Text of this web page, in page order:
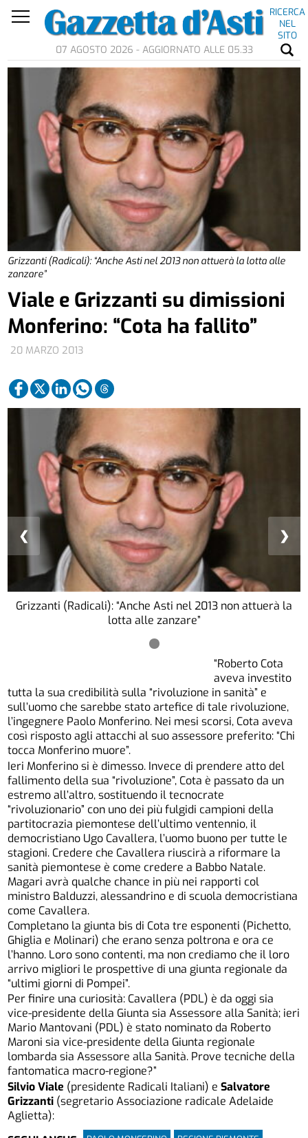
RICERCA
NEL
SITO
07 AGOSTO 2026 - AGGIORNATO ALLE 05.33
Grizzanti (Radicali): “Anche Asti nel 2013 non attuerà la lotta alle
zanzare”
20 MARZO 2013
Viale e Grizzanti su dimissioni
Monferino: “Cota ha fallito”
Grizzanti (Radicali): “Anche Asti nel 2013 non attuerà la
lotta alle zanzare”
❮ ❯
“Roberto Cota
aveva investito
tutta la sua credibilità sulla “rivoluzione in sanità” e
sull’uomo che sarebbe stato artefice di tale rivoluzione,
l’ingegnere Paolo Monferino. Nei mesi scorsi, Cota aveva
così risposto agli attacchi al suo assessore preferito: “Chi
tocca Monferino muore”.
Ieri Monferino si è dimesso. Invece di prendere atto del
fallimento della sua “rivoluzione”, Cota è passato da un
estremo all’altro, sostituendo il tecnocrate
“rivoluzionario” con uno dei più fulgidi campioni della
partitocrazia piemontese dell’ultimo ventennio, il
democristiano Ugo Cavallera, l’uomo buono per tutte le
stagioni. Credere che Cavallera riuscirà a riformare la
sanità piemontese è come credere a Babbo Natale.
Magari avrà qualche chance in più nei rapporti col
ministro Balduzzi, alessandrino e di scuola democristiana
come Cavallera.
Completano la giunta bis di Cota tre esponenti (Pichetto,
Ghiglia e Molinari) che erano senza poltrona e ora ce
l’hanno. Loro sono contenti, ma non crediamo che il loro
arrivo migliori le prospettive di una giunta regionale da
“ultimi giorni di Pompei”.
Per finire una curiosità: Cavallera (PDL) è da oggi sia
vice-presidente della Giunta sia Assessore alla Sanità; ieri
Mario Mantovani (PDL) è stato nominato da Roberto
Maroni sia vice-presidente della Giunta regionale
lombarda sia Assessore alla Sanità. Prove tecniche della
fantomatica macro-regione?”
Silvio Viale (presidente Radicali Italiani) eSalvatore
Grizzanti (segretario Associazione radicale Adelaide
Aglietta):